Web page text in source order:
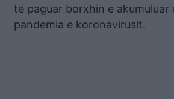
të paguar borxhin e akumuluar
pandemia e koronavirusit.